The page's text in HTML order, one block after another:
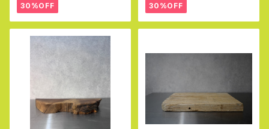
30%OFF 30%OFF